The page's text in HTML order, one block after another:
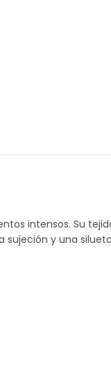
intensos. Su
y una